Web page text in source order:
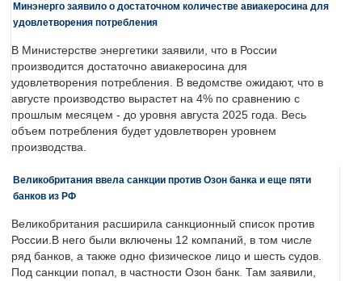
Минэнерго заявило о достаточном количестве авиакеросина для
удовлетворения потребления
В Министерстве энергетики заявили, что в России
производится достаточно авиакеросина для
удовлетворения потребления. В ведомстве ожидают, что в
августе производство вырастет на 4% по сравнению с
прошлым месяцем - до уровня августа 2025 года. Весь
объем потребления будет удовлетворен уровнем
производства.
Великобритания ввела санкции против Озон банка и еще пяти
банков из РФ
Великобритания расширила санкционный список против
России.В него были включены 12 компаний, в том числе
ряд банков, а также одно физическое лицо и шесть судов.
Под санкции попал, в частности Озон банк. Там заявили,